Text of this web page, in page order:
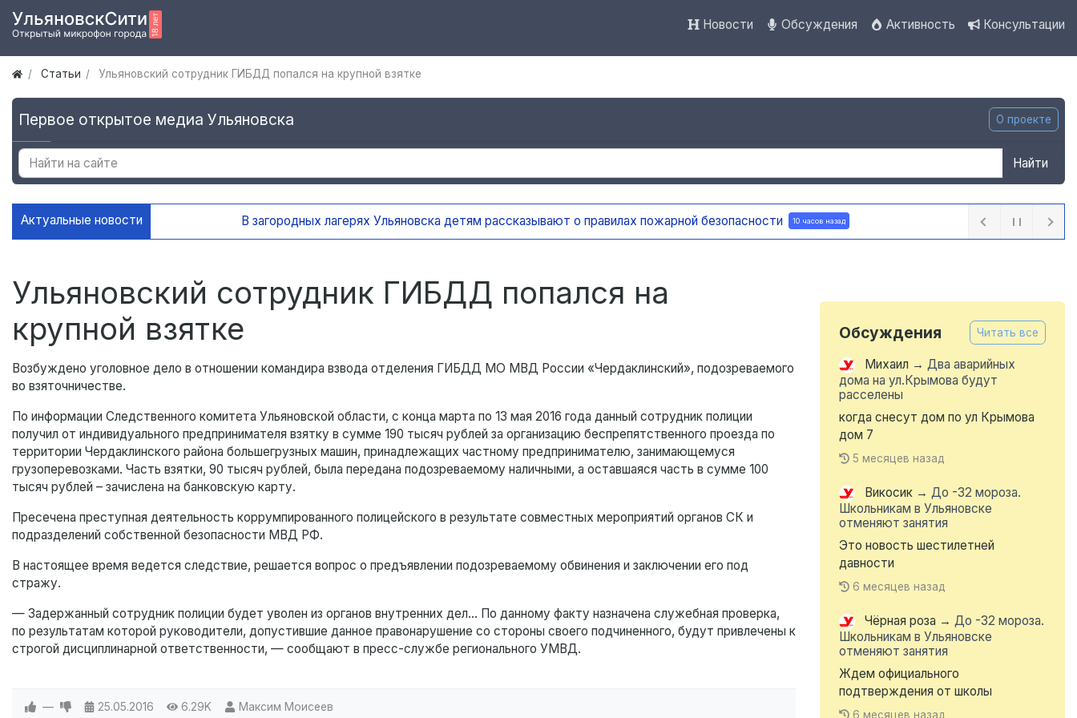
Новости Обсуждения Активность Консультации
Статьи Ульяновский сотрудник ГИБДД попался на крупной взятке
Первое открытое медиа Ульяновска О проекте
Найти
Актуальные новости В загородных лагерях Ульяновска детям рассказывают о правилах пожарной безопасности 10 часов назад
Ульяновский сотрудник ГИБДД попался на
крупной взятке
Возбуждено уголовное дело в отношении командира взвода отделения ГИБДД МО МВД России «Чердаклинский», подозреваемого
во взяточничестве.
По информации Следственного комитета Ульяновской области, с конца марта по 13 мая 2016 года данный сотрудник полиции
получил от индивидуального предпринимателя взятку в сумме 190 тысяч рублей за организацию беспрепятственного проезда по
территории Чердаклинского района большегрузных машин, принадлежащих частному предпринимателю, занимающемуся
грузоперевозками. Часть взятки, 90 тысяч рублей, была передана подозреваемому наличными, а оставшаяся часть в сумме 100
тысяч рублей – зачислена на банковскую карту.
Пресечена преступная деятельность коррумпированного полицейского в результате совместных мероприятий органов СК и
подразделений собственной безопасности МВД РФ.
В настоящее время ведется следствие, решается вопрос о предъявлении подозреваемому обвинения и заключении его под
стражу.
— Задержанный сотрудник полиции будет уволен из органов внутренних дел… По данному факту назначена служебная проверка,
по результатам которой руководители, допустившие данное правонарушение со стороны своего подчиненного, будут привлечены к
строгой дисциплинарной ответственности, — сообщают в пресс-службе регионального УМВД.
— 25.05.2016 6.29K Максим Моисеев
Обсуждения Читать все
Михаил → Два аварийных
дома на ул.Крымова будут
расселены
когда снесут дом по ул Крымова
дом 7
5 месяцев назад
Викосик → До -32 мороза.
Школьникам в Ульяновске
отменяют занятия
Это новость шестилетней
давности
6 месяцев назад
Чёрная роза → До -32 мороза.
Школьникам в Ульяновске
отменяют занятия
Ждем официального
подтверждения от школы
6 месяцев назад